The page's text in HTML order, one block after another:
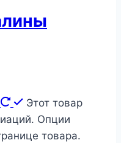
Этот товар
Опции
товара.